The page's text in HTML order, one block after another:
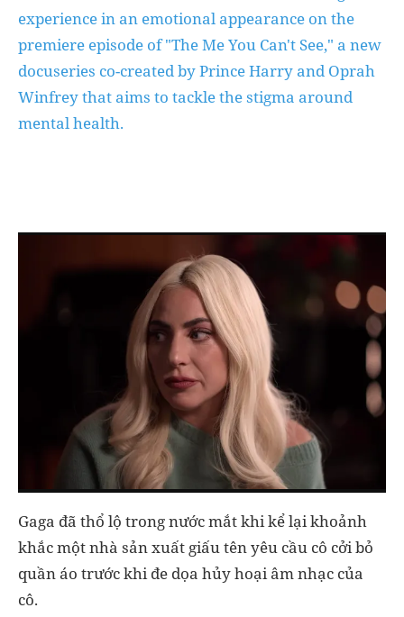
experience in an emotional appearance on the
premiere episode of "The Me You Can't See," a new
docuseries co-created by Prince Harry and Oprah
Winfrey that aims to tackle the stigma around
mental health.
Gaga đã thổ lộ trong nước mắt khi kể lại khoảnh
khắc một nhà sản xuất giấu tên yêu cầu cô cởi bỏ
quần áo trước khi đe dọa hủy hoại âm nhạc của
cô.